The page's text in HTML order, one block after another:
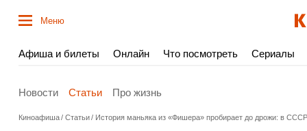
Меню
Афиша и билеты Онлайн Что посмотреть Сериалы
Новости Статьи Про жизнь
Киноафиша Статьи История маньяка из «Фишера» пробирает до дрожи: в